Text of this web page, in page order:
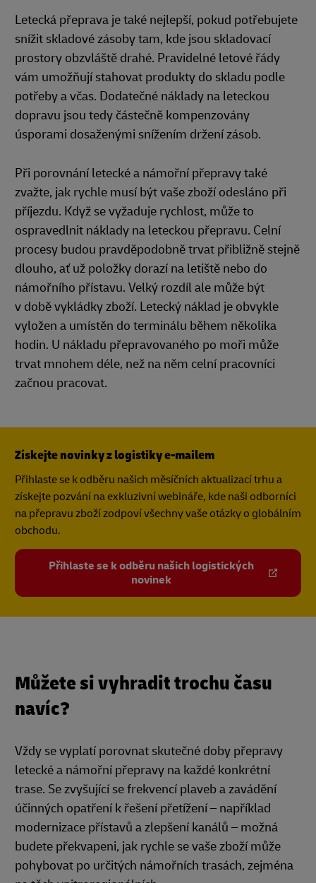
Letecká přeprava je také nejlepší, pokud potřebujete
snížit skladové zásoby tam, kde jsou skladovací
prostory obzvláště drahé. Pravidelné letové řády
vám umožňují stahovat produkty do skladu podle
potřeby a včas. Dodatečné náklady na leteckou
dopravu jsou tedy částečně kompenzovány
úsporami dosaženými snížením držení zásob.
Při porovnání letecké a námořní přepravy také
zvažte, jak rychle musí být vaše zboží odesláno při
příjezdu. Když se vyžaduje rychlost, může to
ospravedlnit náklady na leteckou přepravu. Celní
procesy budou pravděpodobně trvat přibližně stejně
dlouho, ať už položky dorazí na letiště nebo do
námořního přístavu. Velký rozdíl ale může být
v době vykládky zboží. Letecký náklad je obvykle
vyložen a umístěn do terminálu během několika
hodin. U nákladu přepravovaného po moři může
trvat mnohem déle, než na něm celní pracovníci
začnou pracovat.
Získejte novinky z logistiky e-mailem
Přihlaste se k odběru našich měsíčních aktualizací trhu a
získejte pozvání na exkluzivní webináře, kde naši odborníci
na přepravu zboží zodpoví všechny vaše otázky o globálním
obchodu.
Přihlaste se k odběru našich logistických
novinek
Můžete si vyhradit trochu času
navíc?
Vždy se vyplatí porovnat skutečné doby přepravy
letecké a námořní přepravy na každé konkrétní
trase. Se zvyšující se frekvencí plaveb a zavádění
účinných opatření k řešení přetížení – například
modernizace přístavů a zlepšení kanálů – možná
budete překvapeni, jak rychle se vaše zboží může
pohybovat po určitých námořních trasách, zejména